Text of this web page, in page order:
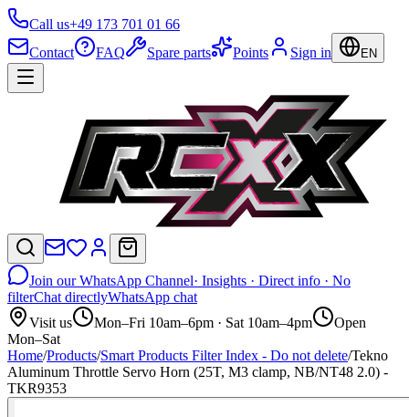
Call us+49 173 701 01 66
Contact
FAQ Spare parts Points Sign in EN
Join our WhatsApp Channel· Insights · Direct info · No
filterChat directlyWhatsApp chat
Visit us
Mon–Fri 10am–6pm · Sat 10am–4pm
Open
Mon–Sat
Home/Products/Smart Products Filter Index - Do not delete/Tekno
Aluminum Throttle Servo Horn (25T, M3 clamp, NB/NT48 2.0) -
TKR9353